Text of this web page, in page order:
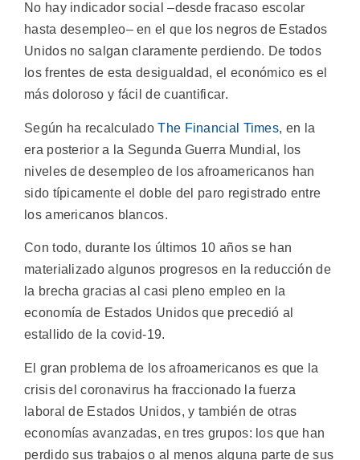
No hay indicador social –desde fracaso escolar
hasta desempleo– en el que los negros de Estados
Unidos no salgan claramente perdiendo. De todos
los frentes de esta desigualdad, el económico es el
más doloroso y fácil de cuantificar.
Según ha recalculadoThe Financial Times, en la
era posterior a la Segunda Guerra Mundial, los
niveles de desempleo de los afroamericanos han
sido típicamente el doble del paro registrado entre
los americanos blancos.
Con todo, durante los últimos 10 años se han
materializado algunos progresos en la reducción de
la brecha gracias al casi pleno empleo en la
economía de Estados Unidos que precedió al
estallido de la covid-19.
El gran problema de los afroamericanos es que la
crisis del coronavirus ha fraccionado la fuerza
laboral de Estados Unidos, y también de otras
economías avanzadas, en tres grupos: los que han
perdido sus trabajos o al menos alguna parte de sus